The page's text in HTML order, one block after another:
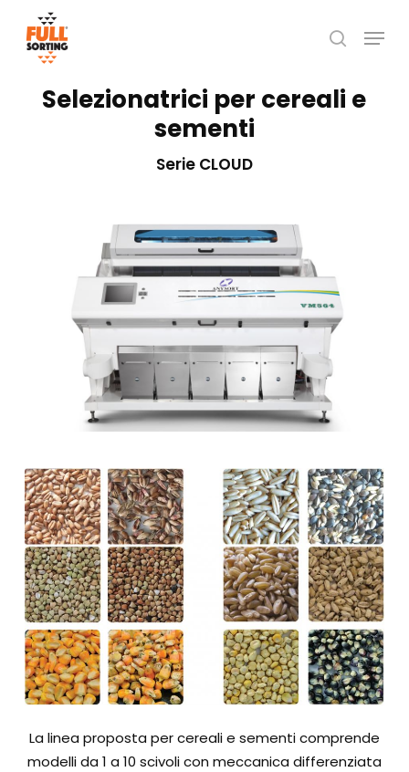
search
Menu
Selezionatrici per cereali e
sementi
Serie CLOUD
La linea proposta per cereali e sementi comprende
modelli da 1 a 10 scivoli con meccanica differenziata